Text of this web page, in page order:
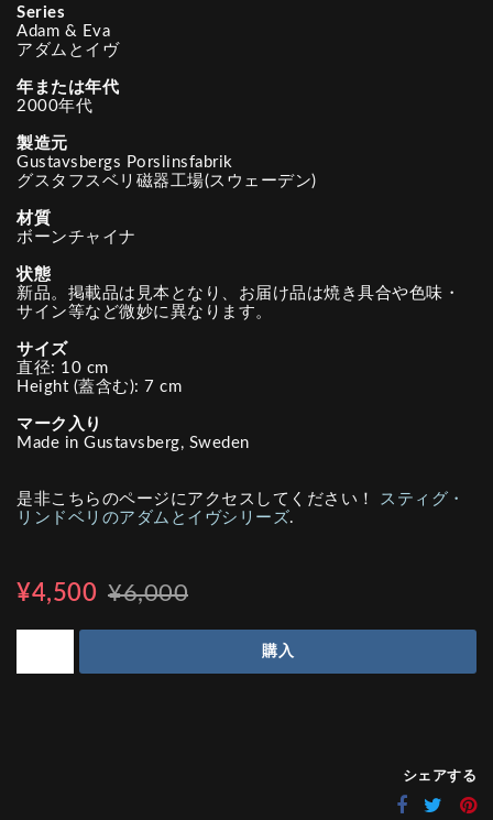
Series
Adam & Eva
アダムとイヴ
年または年代
2000年代
製造元
Gustavsbergs Porslinsfabrik
グスタフスベリ磁器工場(スウェーデン)
材質
ボーンチャイナ
状態
新品。掲載品は見本となり、お届け品は焼き具合や色味・
サイン等など微妙に異なります。
サイズ
直径: 10 cm
Height (蓋含む): 7 cm
マーク入り
Made in Gustavsberg, Sweden
是非こちらのページにアクセスしてください！ スティグ・
リンドベリのアダムとイヴシリーズ.
¥6,000
¥4,500
購入
シェアする